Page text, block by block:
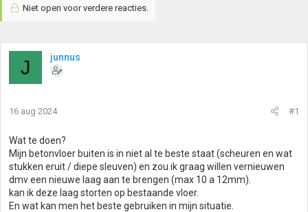
Niet open voor verdere reacties.
J junnus
16 aug 2024 #1
Wat te doen?
Mijn betonvloer buiten is in niet al te beste staat (scheuren en wat
stukken eruit / diepe sleuven) en zou ik graag willen vernieuwen
dmv een nieuwe laag aan te brengen (max 10 a 12mm).
kan ik deze laag storten op bestaande vloer.
En wat kan men het beste gebruiken in mijn situatie.